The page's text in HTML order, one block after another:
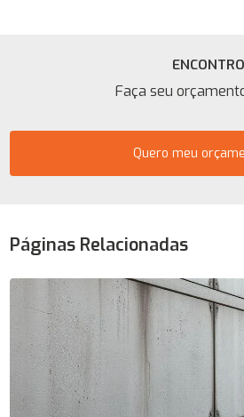
Faça seu
Quero meu
Páginas Relacionadas